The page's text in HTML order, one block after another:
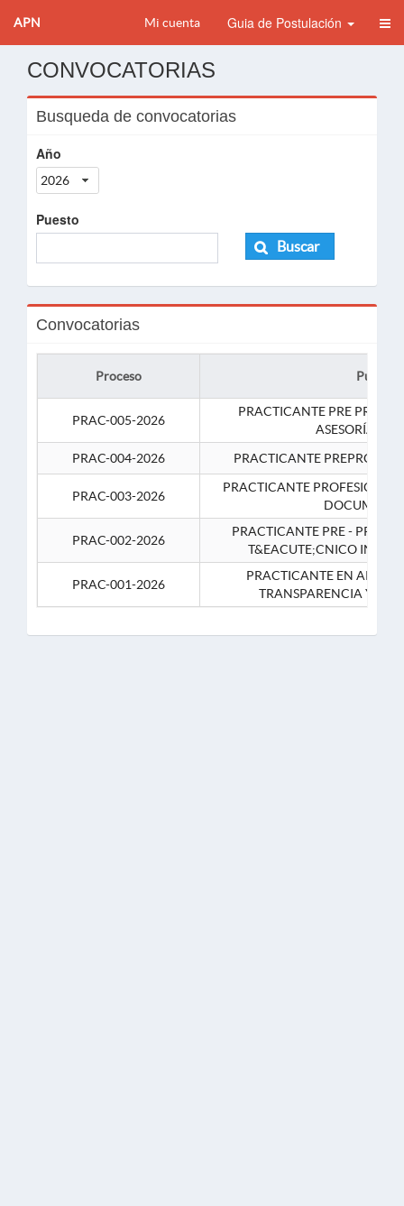
APN Mi cuenta Guia de Postulación
CONVOCATORIAS
Busqueda de convocatorias
Año
2026
Puesto
Buscar
Convocatorias
Proceso Puesto
PRAC-005-2026
PRACTICANTE PRE
ASESORÍA
PRAC-004-2026
PRACTICANTE
PRAC-003-2026
PRACTICANTE
PRAC-002-2026
PRACTICANTE PRE -
T&EACUTE;CNICO
PRAC-001-2026
PRACTICANTE EN APOYO
TRANSPARENCIA Y